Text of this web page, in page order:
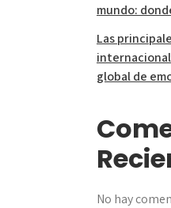
mundo:
Las
global de
No hay